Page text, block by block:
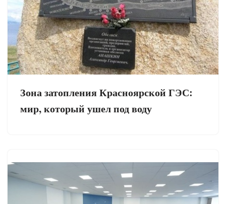
Зона затопления Красноярской ГЭС:
мир, который ушел под воду